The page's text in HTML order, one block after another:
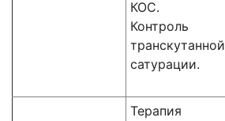
КОС.
Контроль
транскутанной
сатурации.
Терапия